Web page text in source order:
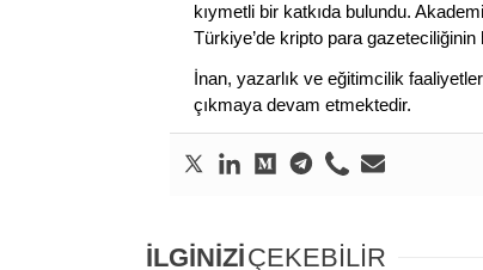
kıymetli bir katkıda bulundu.
Türkiye’de kripto para
İnan, yazarlık ve eğitimcilik
çıkmaya devam etmektedir.
İLGİNİZİÇEKEBİLİR